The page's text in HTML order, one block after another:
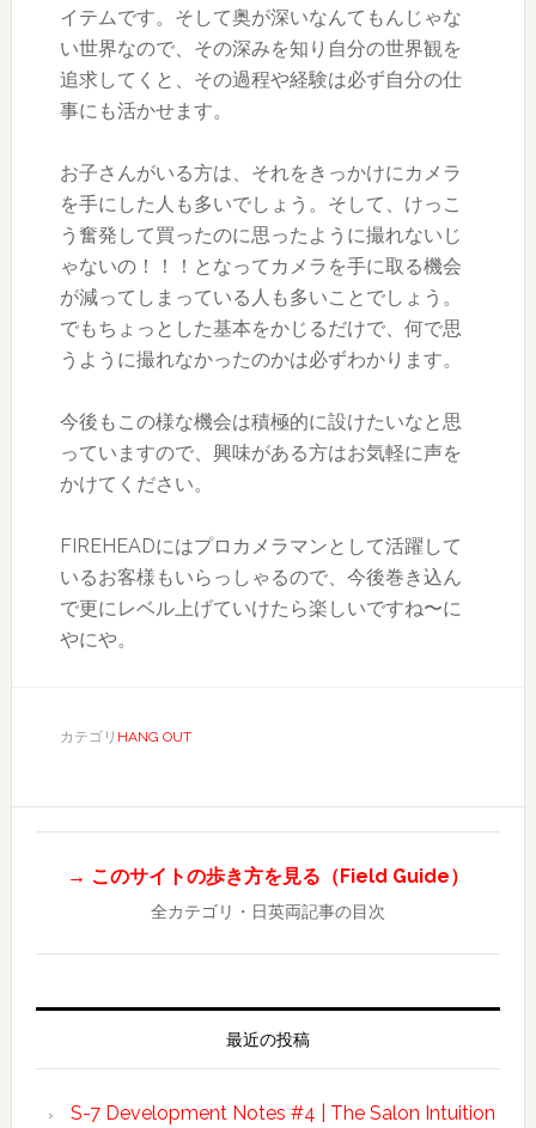
イテムです。そして奥が深いなんてもんじゃな
い世界なので、その深みを知り自分の世界観を
追求してくと、その過程や経験は必ず自分の仕
事にも活かせます。
お子さんがいる方は、それをきっかけにカメラ
を手にした人も多いでしょう。そして、けっこ
う奮発して買ったのに思ったように撮れないじ
ゃないの！！！となってカメラを手に取る機会
が減ってしまっている人も多いことでしょう。
でもちょっとした基本をかじるだけで、何で思
うように撮れなかったのかは必ずわかります。
今後もこの様な機会は積極的に設けたいなと思
っていますので、興味がある方はお気軽に声を
かけてください。
FIREHEADにはプロカメラマンとして活躍して
いるお客様もいらっしゃるので、今後巻き込ん
で更にレベル上げていけたら楽しいですね〜に
やにや。
カテゴリ HANG OUT
→ このサイトの歩き方を見る（Field Guide）
全カテゴリ・日英両記事の目次
最近の投稿
S-7 Development Notes #4 | The Salon Intuition